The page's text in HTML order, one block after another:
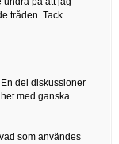
tråden. Tack
del diskussioner
med ganska
som användes